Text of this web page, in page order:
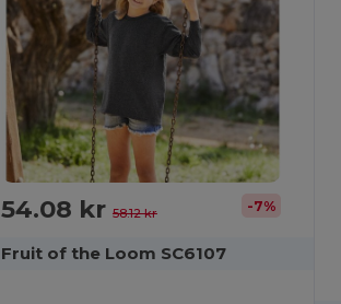
54.08 kr 58.12 kr -7%
Fruit of the Loom SC6107